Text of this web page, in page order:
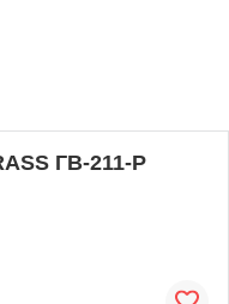
ГВ-211-Р